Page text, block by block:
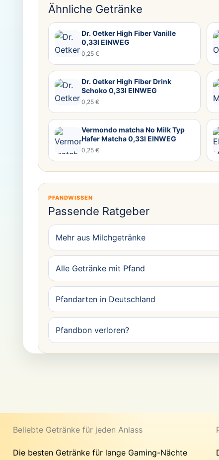
Ähnliche Getränke
Dr. Oetker High Fiber Vanille
0,33l EINWEG
0,25 €
Dr. Oetker High Fiber Drink
Schoko 0,33l EINWEG
0,25 €
Vermondo matcha No Milk Typ
Hafer Matcha 0,33l EINWEG
0,25 €
PFANDWISSEN
Passende Ratgeber
Mehr aus Milchgetränke
Alle Getränke mit Pfand
Pfandarten in Deutschland
Pfandbon verloren?
Beliebte Getränke für jeden Anlass
Die besten Getränke für lange Gaming-Nächte